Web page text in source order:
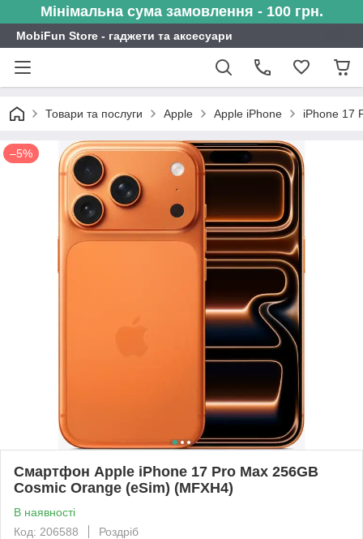
Мінімальна сума замовлення - 100 грн.
MobiFun Store - гаджети та аксесуари
Товари та послуги Apple Apple iPhone iPhone 17
–5%
Смартфон Apple iPhone 17 Pro Max 256GB
Cosmic Orange (eSim) (MFXH4)
В наявності
Код: 206588
Роздріб